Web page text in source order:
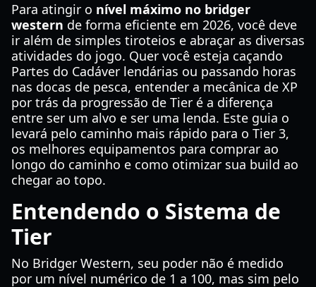
Para atingir o nível máximo no bridger
western de forma eficiente em 2026, você deve
ir além de simples tiroteios e abraçar as diversas
atividades do jogo. Quer você esteja caçando
Partes do Cadáver lendárias ou passando horas
nas docas de pesca, entender a mecânica de XP
por trás da progressão de Tier é a diferença
entre ser um alvo e ser uma lenda. Este guia o
levará pelo caminho mais rápido para o Tier 3,
os melhores equipamentos para comprar ao
longo do caminho e como otimizar sua build ao
chegar ao topo.
Entendendo o Sistema de
Tier
No Bridger Western, seu poder não é medido
por um nível numérico de 1 a 100, mas sim pelo